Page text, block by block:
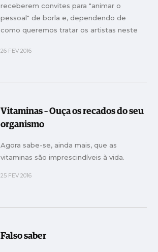
receberem convites para "animar o
pessoal" de borla e, dependendo de
como queremos tratar os artistas neste
dificilmente aceitável (...)
26 FEV 2016
Vitaminas – Ouça os recados do seu
organismo
Agora sabe-se, ainda mais, que as
vitaminas são imprescindíveis à vida.
25 FEV 2016
Falso saber